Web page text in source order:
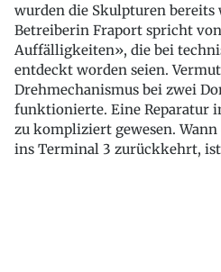
wurden die Skulpturen bereits
Betreiberin Fraport spricht
Auffälligkeiten», die bei
entdeckt worden seien.
Drehmechanismus bei zwei
funktionierte. Eine Reparatur
zu kompliziert gewesen.
ins Terminal 3 zurückkehrt,